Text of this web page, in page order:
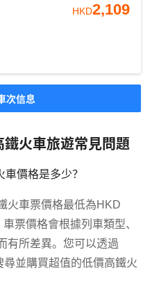
HKD2,109
次信息
火車旅遊常見問題
價格是多少？
火車票價格最低為HKD
票價格會根據列車類型、
尋並購買超值的低價高鐵火